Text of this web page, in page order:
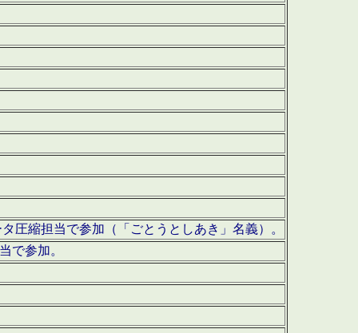
圧縮担当で参加（「ごとうとしあき」名義）。
で参加。